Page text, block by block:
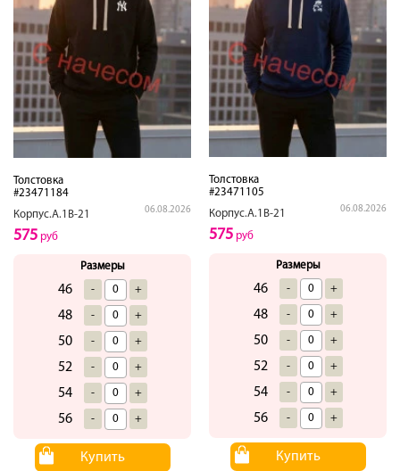
Толстовка
#23471184
Корпус.А.1В-21
06.08.2026
575 руб
Размеры
46 - +
48 - +
50 - +
52 - +
54 - +
56 - +
Купить
Толстовка
#23471105
Корпус.А.1В-21
06.08.2026
575 руб
Размеры
46 - +
48 - +
50 - +
52 - +
54 - +
56 - +
Купить